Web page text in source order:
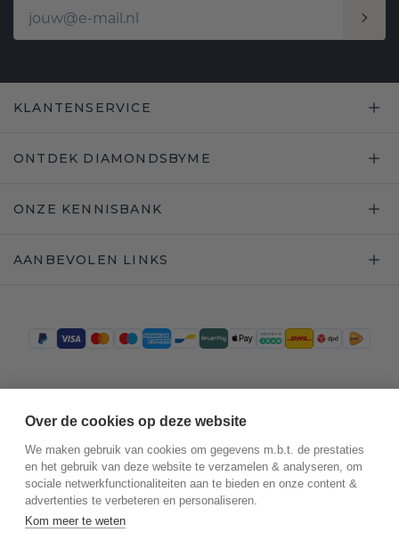
KLANTENSERVICE
ONTDEK DIAMONDSBYME
ONZE KENNISBANK
AANBEVOLEN LINKS
Over de cookies op deze website
We maken gebruik van cookies om gegevens m.b.t. de prestaties
en het gebruik van deze website te verzamelen & analyseren, om
sociale netwerkfunctionaliteiten aan te bieden en onze content &
advertenties te verbeteren en personaliseren.
Kom meer te weten